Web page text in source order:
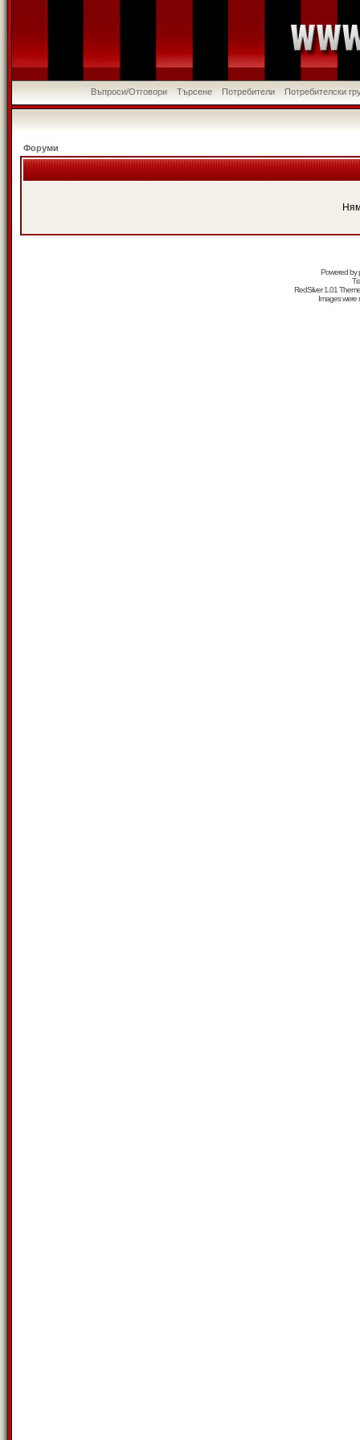
Въпроси/Отговори Търсене Потребители Потребителски
Форуми
Powered by
RedSilver 1.01
Images were